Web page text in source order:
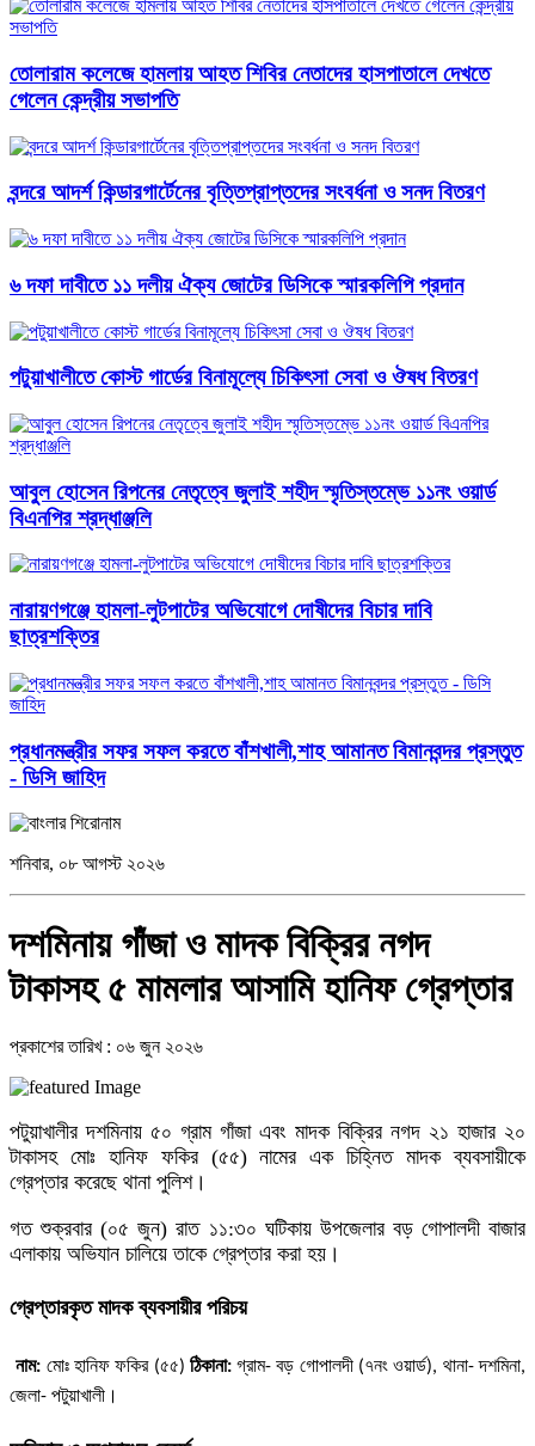
তোলারাম কলেজে হামলায় আহত শিবির নেতাদের হাসপাতালে দেখতে
গেলেন কেন্দ্রীয় সভাপতি
বন্দরে আদর্শ কিন্ডারগার্টেনের বৃত্তিপ্রাপ্তদের সংবর্ধনা ও সনদ বিতরণ
৬ দফা দাবীতে ১১ দলীয় ঐক্য জোটের ডিসিকে স্মারকলিপি প্রদান
পটুয়াখালীতে কোস্ট গার্ডের বিনামূল্যে চিকিৎসা সেবা ও ঔষধ বিতরণ
আবু্ল হোসেন রিপনের নেতৃত্বে জুলাই শহীদ স্মৃতিস্তম্ভে ১১নং ওয়ার্ড
বিএনপির শ্রদ্ধাঞ্জলি
নারায়ণগঞ্জে হামলা-লুটপাটের অভিযোগে দোষীদের বিচার দাবি
ছাত্রশক্তির
প্রধানমন্ত্রীর সফর সফল করতে বাঁশখালী,শাহ আমানত বিমানবন্দর প্রস্তুত
- ডিসি জাহিদ
শনিবার, ০৮ আগস্ট ২০২৬
দশমিনায় গাঁজা ও মাদক বিক্রির নগদ
টাকাসহ ৫ মামলার আসামি হানিফ গ্রেপ্তার
প্রকাশের তারিখ : ০৬ জুন ২০২৬
পটুয়াখালীর দশমিনায় ৫০ গ্রাম গাঁজা এবং মাদক বিক্রির নগদ ২১ হাজার ২০
টাকাসহ মোঃ হানিফ ফকির (৫৫) নামের এক চিহ্নিত মাদক ব্যবসায়ীকে
গ্রেপ্তার করেছে থানা পুলিশ।
​গত শুক্রবার (০৫ জুন) রাত ১১:৩০ ঘটিকায় উপজেলার বড় গোপালদী বাজার
এলাকায় অভিযান চালিয়ে তাকে গ্রেপ্তার করা হয়।
​গ্রেপ্তারকৃত মাদক ব্যবসায়ীর পরিচয়
নাম: মোঃ হানিফ ফকির (৫৫) ঠিকানা:গ্রাম- বড় গোপালদী (৭নং ওয়ার্ড), থানা- দশমিনা,
জেলা- পটুয়াখালী।